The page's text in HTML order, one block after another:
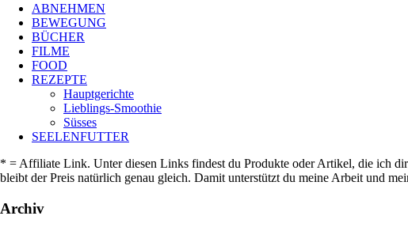
ABNEHMEN
BEWEGUNG
BÜCHER
FILME
FOOD
REZEPTE
Hauptgerichte
Lieblings-Smoothie
Süsses
SEELENFUTTER
* = Affiliate Link. Unter diesen Links findest du Produkte oder Artikel, die ich
bleibt der Preis natürlich genau gleich. Damit unterstützt du meine Arbeit und
Archiv